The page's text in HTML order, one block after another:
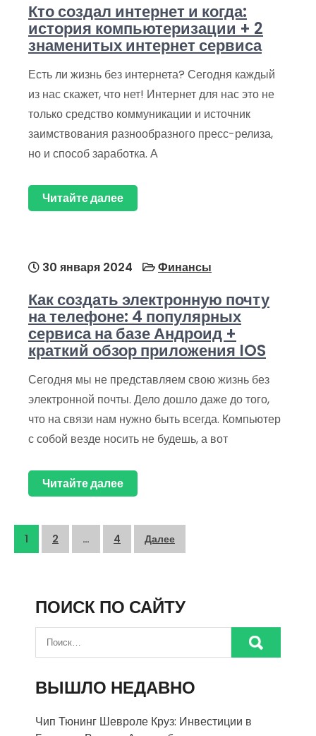
Кто создал интернет и когда:
история компьютеризации + 2
знаменитых интернет сервиса
Есть ли жизнь без интернета? Сегодня каждый
из нас скажет, что нет! Интернет для нас это не
только средство коммуникации и источник
заимствования разнообразного пресс-релиза,
но и способ заработка. А
Читайте далее
30 января 2024 Финансы
Как создать электронную почту
на телефоне: 4 популярных
сервиса на базе Андроид +
краткий обзор приложения IOS
Сегодня мы не представляем свою жизнь без
электронной почты. Дело дошло даже до того,
что на связи нам нужно быть всегда. Компьютер
с собой везде носить не будешь, а вот
Читайте далее
Пагинация
1 2 … 4 Далее
ПОИСК ПО САЙТУ
ВЫШЛО НЕДАВНО
Чип Тюнинг Шевроле Круз: Инвестиции в